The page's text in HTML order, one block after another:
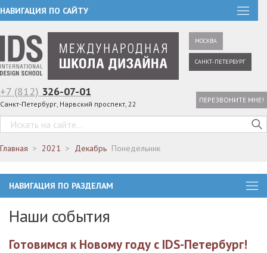
НАВИГАЦИЯ ПО САЙТУ
МОСКВА
САНКТ-ПЕТЕРБУРГ
+7 (812) 326-07-01
Санкт-Петербург, Нарвский проспект, 22 ПЕРЕЗВОНИТЕ МНЕ!
Главная 2021 Декабрь Понедельник
НАВИГАЦИЯ ПО РАЗДЕЛАМ
Наши события
Готовимся к Новому году c IDS-Петербург!